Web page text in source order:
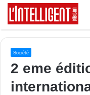
Société
2 eme